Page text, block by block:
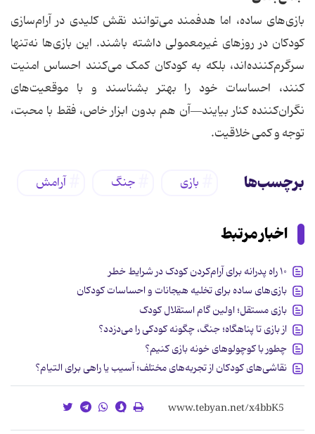
بازی‌های ساده، اما هدفمند می‌توانند نقش کلیدی در آرام‌سازی
کودکان در روزهای غیرمعمولی داشته باشند. این بازی‌ها نه‌تنها
سرگرم‌کننده‌اند، بلکه به کودکان کمک می‌کنند احساس امنیت
کنند، احساسات خود را بهتر بشناسند و با موقعیت‌های
نگران‌کننده کنار بیایند—آن هم بدون ابزار خاص، فقط با محبت،
توجه و کمی خلاقیت.
برچسب‌ها بازی جنگ آرامش
اخبار مرتبط
۱۰ راه پدرانه برای آرام‌کردن کودک در شرایط خطر
بازی‌های ساده برای تخلیه هیجانات و احساسات کودکان
بازی مستقل؛ اولین گام استقلال کودک
از بازی تا پناهگاه؛ جنگ، چگونه کودکی را می‌دزدد؟
چطور با کوچولوهای خونه بازی کنیم؟
نقاشی‌های کودکان از تجربه‌های مختلف؛ آسیب یا راهی برای التیام؟